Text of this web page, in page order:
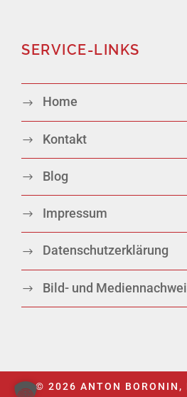
SERVICE-LINKS
Home
Kontakt
Blog
Impressum
Datenschutzerklärung
Bild- und
© 2026 ANTON BORONIN,